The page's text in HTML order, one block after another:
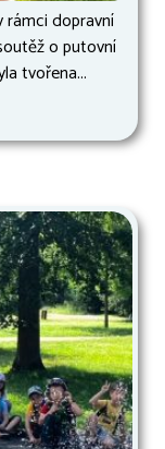
rámci dopravní
o putovní
tvořena...